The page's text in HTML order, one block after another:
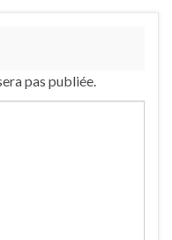
pas publiée.